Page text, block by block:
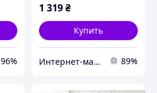
96%
1 319₴
Купить
Интернет-магазин "ЮСОН" 89%